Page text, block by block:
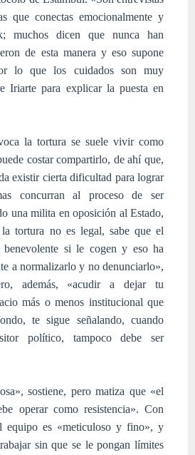
que conectas emocionalmente y
muchos dicen que nunca han
de esta manera y eso supone
lo que los cuidados son muy
Iriarte para explicar la puesta en
la tortura se suele vivir como
costar compartirlo, de ahí que,
existir cierta dificultad para lograr
concurran al proceso de ser
una milita en oposición al Estado,
tortura no es legal, sabe que el
si le cogen y eso ha
a normalizarlo y no denunciarlo»,
además, «acudir a dejar tu
más o menos institucional que
te sigue señalando, cuando
político, tampoco debe ser
sostiene, pero matiza que «el
operar como resistencia». Con
equipo es «meticuloso y fino», y
sin que se le pongan límites